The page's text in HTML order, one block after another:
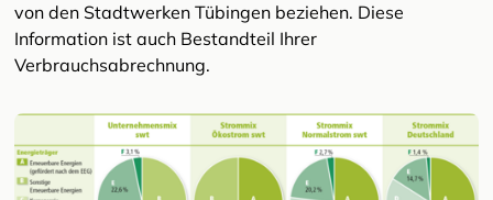
von den Stadtwerken Tübingen beziehen. Diese
Information ist auch Bestandteil Ihrer
Verbrauchsabrechnung.